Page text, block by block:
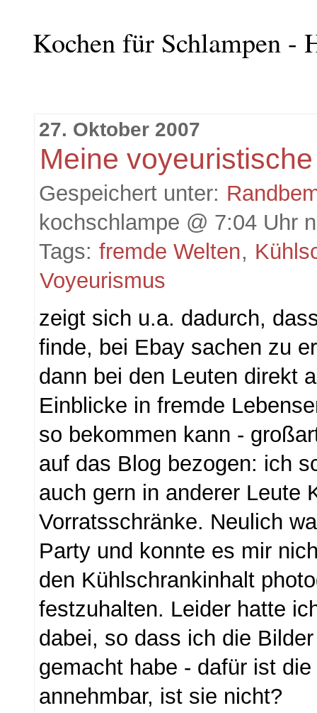
Kochen für Schlampen -
27. Oktober 2007
Meine
Gespeichert unter:
kochschlampe @ 7:04 Uhr
Tags: fremde Welten,
Voyeurismus
zeigt sich u.a. dadurch,
finde, bei Ebay sachen zu
dann bei den Leuten direkt
Einblicke in fremde
so bekommen kann -
auf das Blog bezogen: ich
auch gern in anderer Leute
Vorratsschränke. Neulich
Party und konnte es mir
den Kühlschrankinhalt
festzuhalten. Leider hatte
dabei, so dass ich die
gemacht habe - dafür ist
annehmbar, ist sie nicht?